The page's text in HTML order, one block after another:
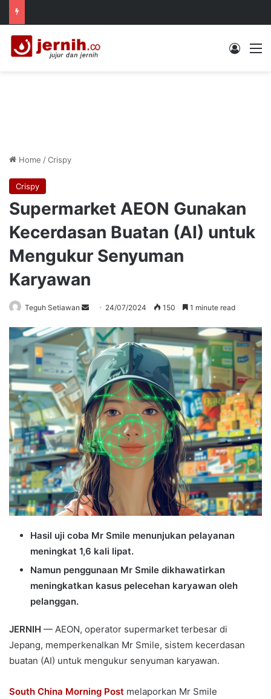
Log In
Home /Crispy
Crispy
Supermarket AEON Gunakan
Kecerdasan Buatan (AI) untuk
Mengukur Senyuman
Karyawan
Teguh Setiawan
Send
email
24/07/2024 150 1 minute read
Hasil uji coba Mr Smile menunjukan pelayanan
meningkat 1,6 kali lipat.
Namun penggunaan Mr Smile dikhawatirkan
meningkatkan kasus pelecehan karyawan oleh
pelanggan.
JERNIH — AEON, operator supermarket terbesar di
Jepang, memperkenalkan Mr Smile, sistem kecerdasan
buatan (AI) untuk mengukur senyuman karyawan.
South China Morning Post melaporkan Mr Smile